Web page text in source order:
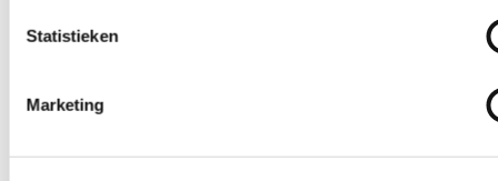
Statistieken
Marketing